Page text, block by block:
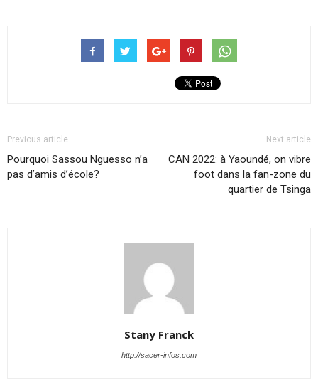
Previous article
Pourquoi Sassou Nguesso n’a
pas d’amis d’école?
Next article
CAN 2022: à Yaoundé, on vibre
foot dans la fan-zone du
quartier de Tsinga
Stany Franck
http://sacer-infos.com